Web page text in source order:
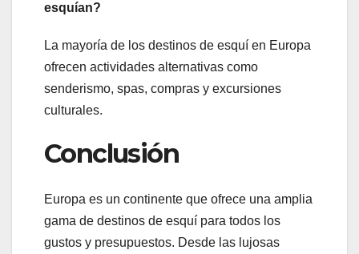
esquían?
La mayoría de los destinos de esquí en Europa
ofrecen actividades alternativas como
senderismo, spas, compras y excursiones
culturales.
Conclusión
Europa es un continente que ofrece una amplia
gama de destinos de esquí para todos los
gustos y presupuestos. Desde las lujosas